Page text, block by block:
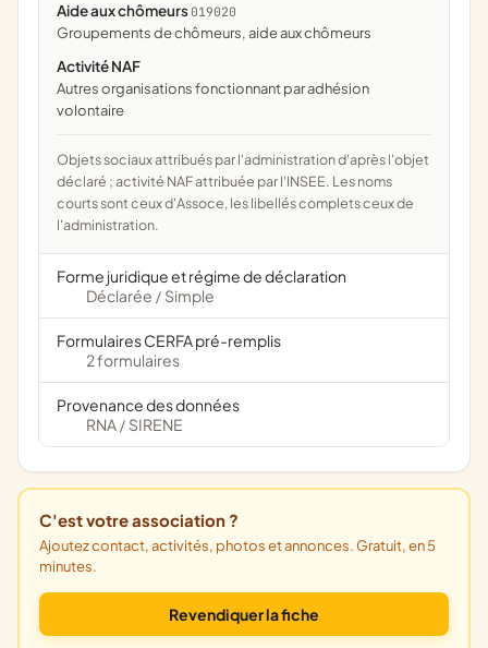
Aide aux chômeurs 019020
groupements de chômeurs, aide aux chômeurs
Activité NAF
Autres organisations fonctionnant par adhésion
volontaire
Objets sociaux attribués par l'administration d'après l'objet
déclaré ; activité NAF attribuée par l'INSEE. Les noms
courts sont ceux d'Assoce, les libellés complets ceux de
l'administration.
Forme juridique et régime de déclaration
Déclarée / Simple
Formulaires CERFA pré-remplis
2 formulaires
Provenance des données
RNA / SIRENE
C'est votre association ?
Ajoutez contact, activités, photos et annonces. Gratuit, en 5
minutes.
Revendiquer la fiche